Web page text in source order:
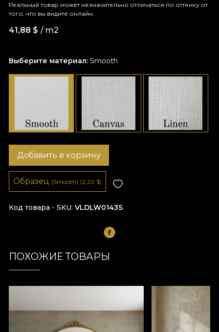
Выберите материал: Smooth
Реальный товар может незначительно отличаться по оттенку от
того, что вы видите онлайн.
41,88 $ / m2
Код товара - SKU VLDLW0143S
Добавить в корзину
Образец (Smooth) (2,20 $)
ПОХОЖИЕ ТОВАРЫ